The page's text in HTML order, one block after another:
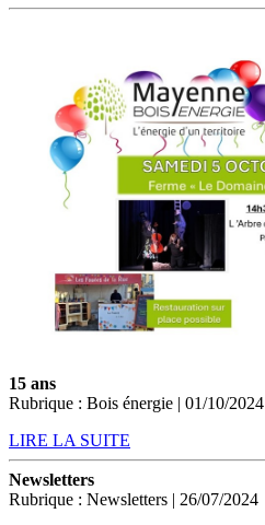
15 ans
Rubrique : Bois énergie | 01/10/2024
LIRE LA SUITE
Newsletters
Rubrique : Newsletters | 26/07/2024